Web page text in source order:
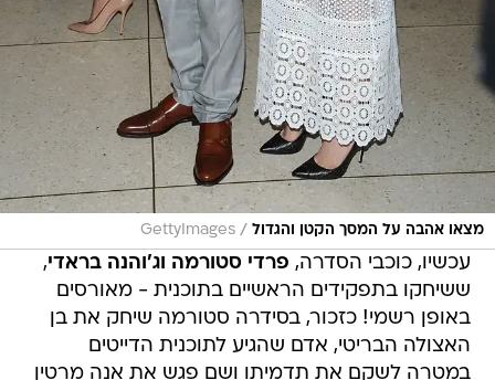
מצאו אהבה על המסך הקטן והגדול GettyImages
עכשיו, כוכבי הסדרה,פרדי סטורמה וג'והנה בראדי,
ששיחקו בתפקידים הראשיים בתוכנית - מאורסים
באופן רשמי! כזכור, בסידרה סטורמה שיחק את בן
האצולה הבריטי, אדם שהגיע לתוכנית הדייטים
במטרה לשקם את תדמיתו ושם פגש את אנה מרטין
אותה שיחקה בראדי שבמהלך התוכנית מאבדת את
אביה והשניים אף התאהבו בתוכנית.